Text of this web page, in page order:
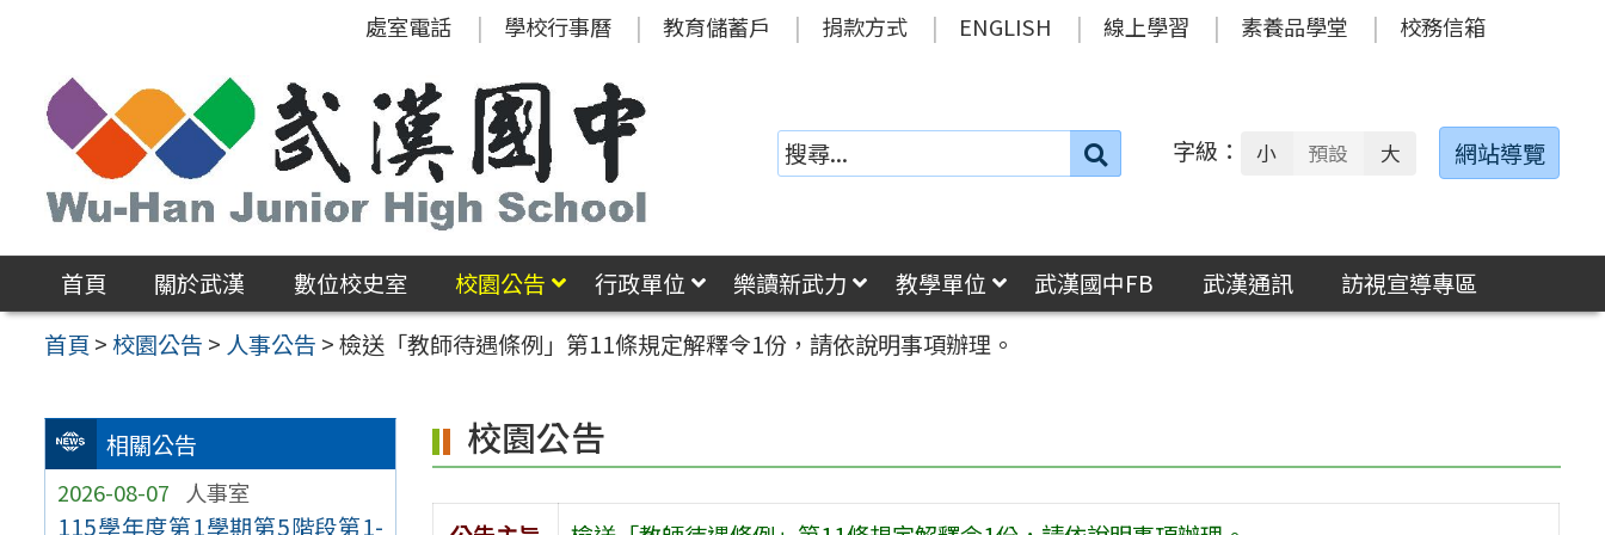
區
處室電話 學校行事曆 教育儲蓄戶 捐款方式 ENGLISH 線上學習 素養品學堂 校務信箱
搜
字級： 小 預設 大 網站導覽
首頁 關於武漢 數位校史室 校園公告 行政單位 樂讀新武力 教學單位 武漢國中FB 武漢通訊
訪視宣導專區
首頁 >校園公告 > 人事公告 >檢送「教師待遇條例」第11條規定解釋令1份，請依說明事項辦理。
相關公告
2026-08-07 人事室
115學年度第1學期第5階段第1-
校園公告